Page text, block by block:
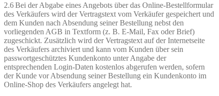
2.6 Bei der Abgabe eines Angebots über das Online-Bestellformular
des Verkäufers wird der Vertragstext vom Verkäufer gespeichert und
dem Kunden nach Absendung seiner Bestellung nebst den
vorliegenden AGB in Textform (z. B. E-Mail, Fax oder Brief)
zugeschickt. Zusätzlich wird der Vertragstext auf der Internetseite
des Verkäufers archiviert und kann vom Kunden über sein
passwortgeschütztes Kundenkonto unter Angabe der
entsprechenden Login-Daten kostenlos abgerufen werden, sofern
der Kunde vor Absendung seiner Bestellung ein Kundenkonto im
Online-Shop des Verkäufers angelegt hat.